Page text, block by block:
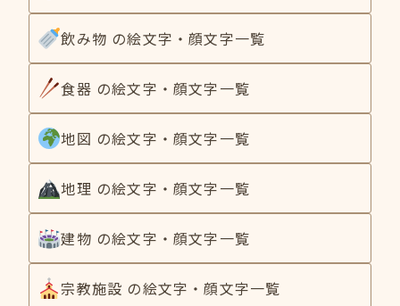
飲み物 の絵文字・顔文字一覧
食器 の絵文字・顔文字一覧
地図 の絵文字・顔文字一覧
地理 の絵文字・顔文字一覧
建物 の絵文字・顔文字一覧
宗教施設 の絵文字・顔文字一覧